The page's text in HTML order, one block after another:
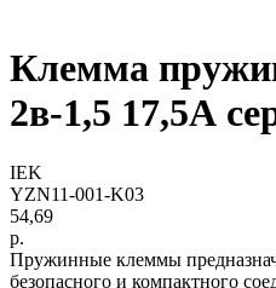
Клемма
2в-1,5 17,5А
IEK
YZN11-001-K03
54,69
р.
Пружинные клеммы
безопасного и компактного